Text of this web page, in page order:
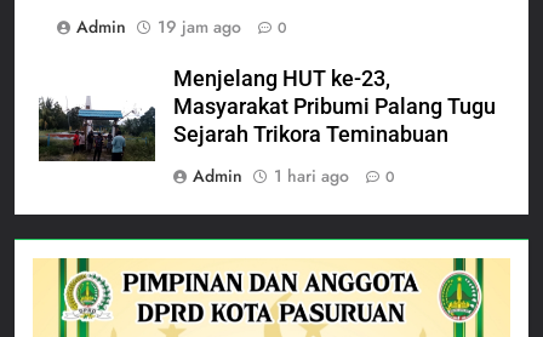
Admin
19 jam ago 0
Menjelang HUT ke-23,
Masyarakat Pribumi Palang Tugu
Sejarah Trikora Teminabuan
Admin
1 hari ago 0